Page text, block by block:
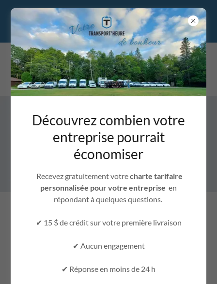
TRANSPORT'HEURE
LIVRAISON DE COLIS ET COURRIERS
Solutions de livraison locale et régionale
Livraison simple et fiable
Transport’heure dessert
Découvrez combien votre
entreprise pourrait
économiser
Recevez gratuitement votrecharte tarifaire
personnalisée pour votre entreprise en
répondant à quelques questions.
✔ 15 $ de crédit sur votre première livraison
✔ Aucun engagement
✔ Réponse en moins de 24 h